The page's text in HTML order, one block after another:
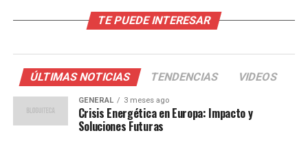
se ha intensificado recientemente debido a las sanciones
reducido el suministro de gas a Europa. Esto ha
provocado un aumento significativo en los precios de la
energía.
Según datos de Eurostat, el precio del gas natural ha
TE PUEDE INTERESAR
ÚLTIMAS NOTICIAS TENDENCIAS VIDEOS
GENERAL 3 meses ago
Crisis Energética en Europa: Impacto y
Soluciones Futuras